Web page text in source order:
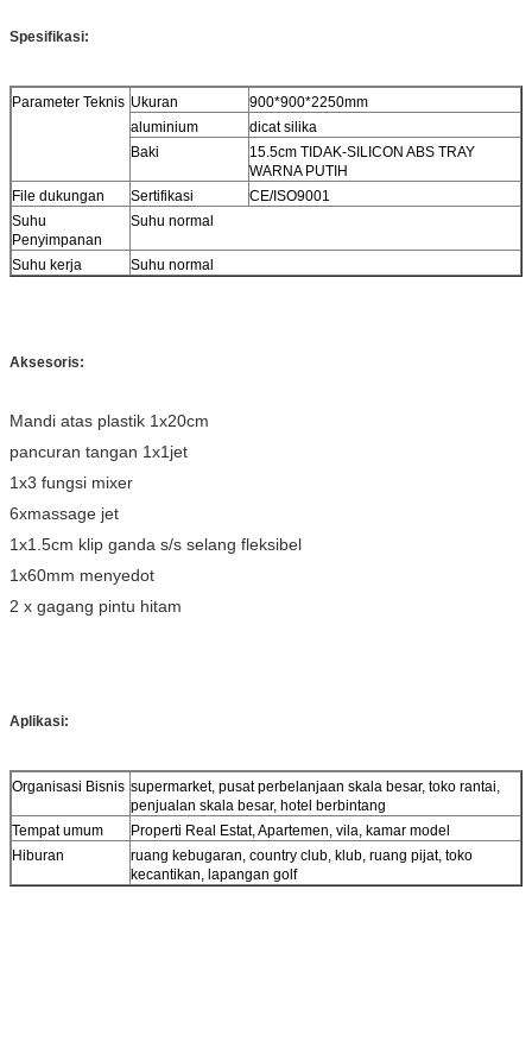
Spesifikasi:
Parameter Teknis Ukuran
900*900*2250mm
aluminium
dicat silika
Baki
15.5cm TIDAK-SILICON ABS TRAY
WARNA PUTIH
File dukungan
Sertifikasi
CE/ISO9001
Suhu
Penyimpanan
Suhu normal
Suhu kerja Suhu normal
Aksesoris:
Mandi atas plastik 1x20cm
pancuran tangan 1x1jet
1x3 fungsi mixer
6xmassage jet
1x1.5cm klip ganda s/s selang fleksibel
1x60mm menyedot
2 x gagang pintu hitam
Aplikasi:
Organisasi Bisnis supermarket, pusat perbelanjaan skala besar, toko rantai,
penjualan skala besar, hotel berbintang
Tempat umum
Properti Real Estat, Apartemen, vila, kamar model
Hiburan
ruang kebugaran, country club, klub, ruang pijat, toko
kecantikan, lapangan golf